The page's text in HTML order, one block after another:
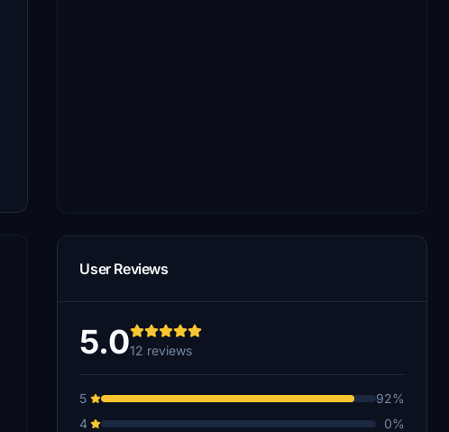
User Reviews
5.012 reviews
5
92%
4
0%